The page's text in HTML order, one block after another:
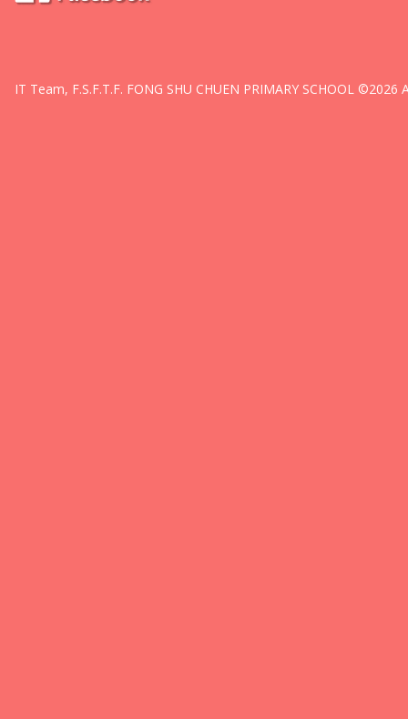
IT Team, F.S.F.T.F. FONG SHU CHUEN PRIMARY SCHOOL ©2026